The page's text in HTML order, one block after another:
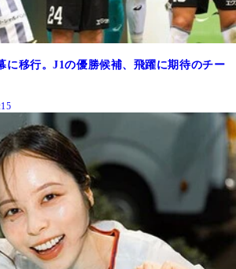
に移行。J1の優勝候補、飛躍に期待のチー